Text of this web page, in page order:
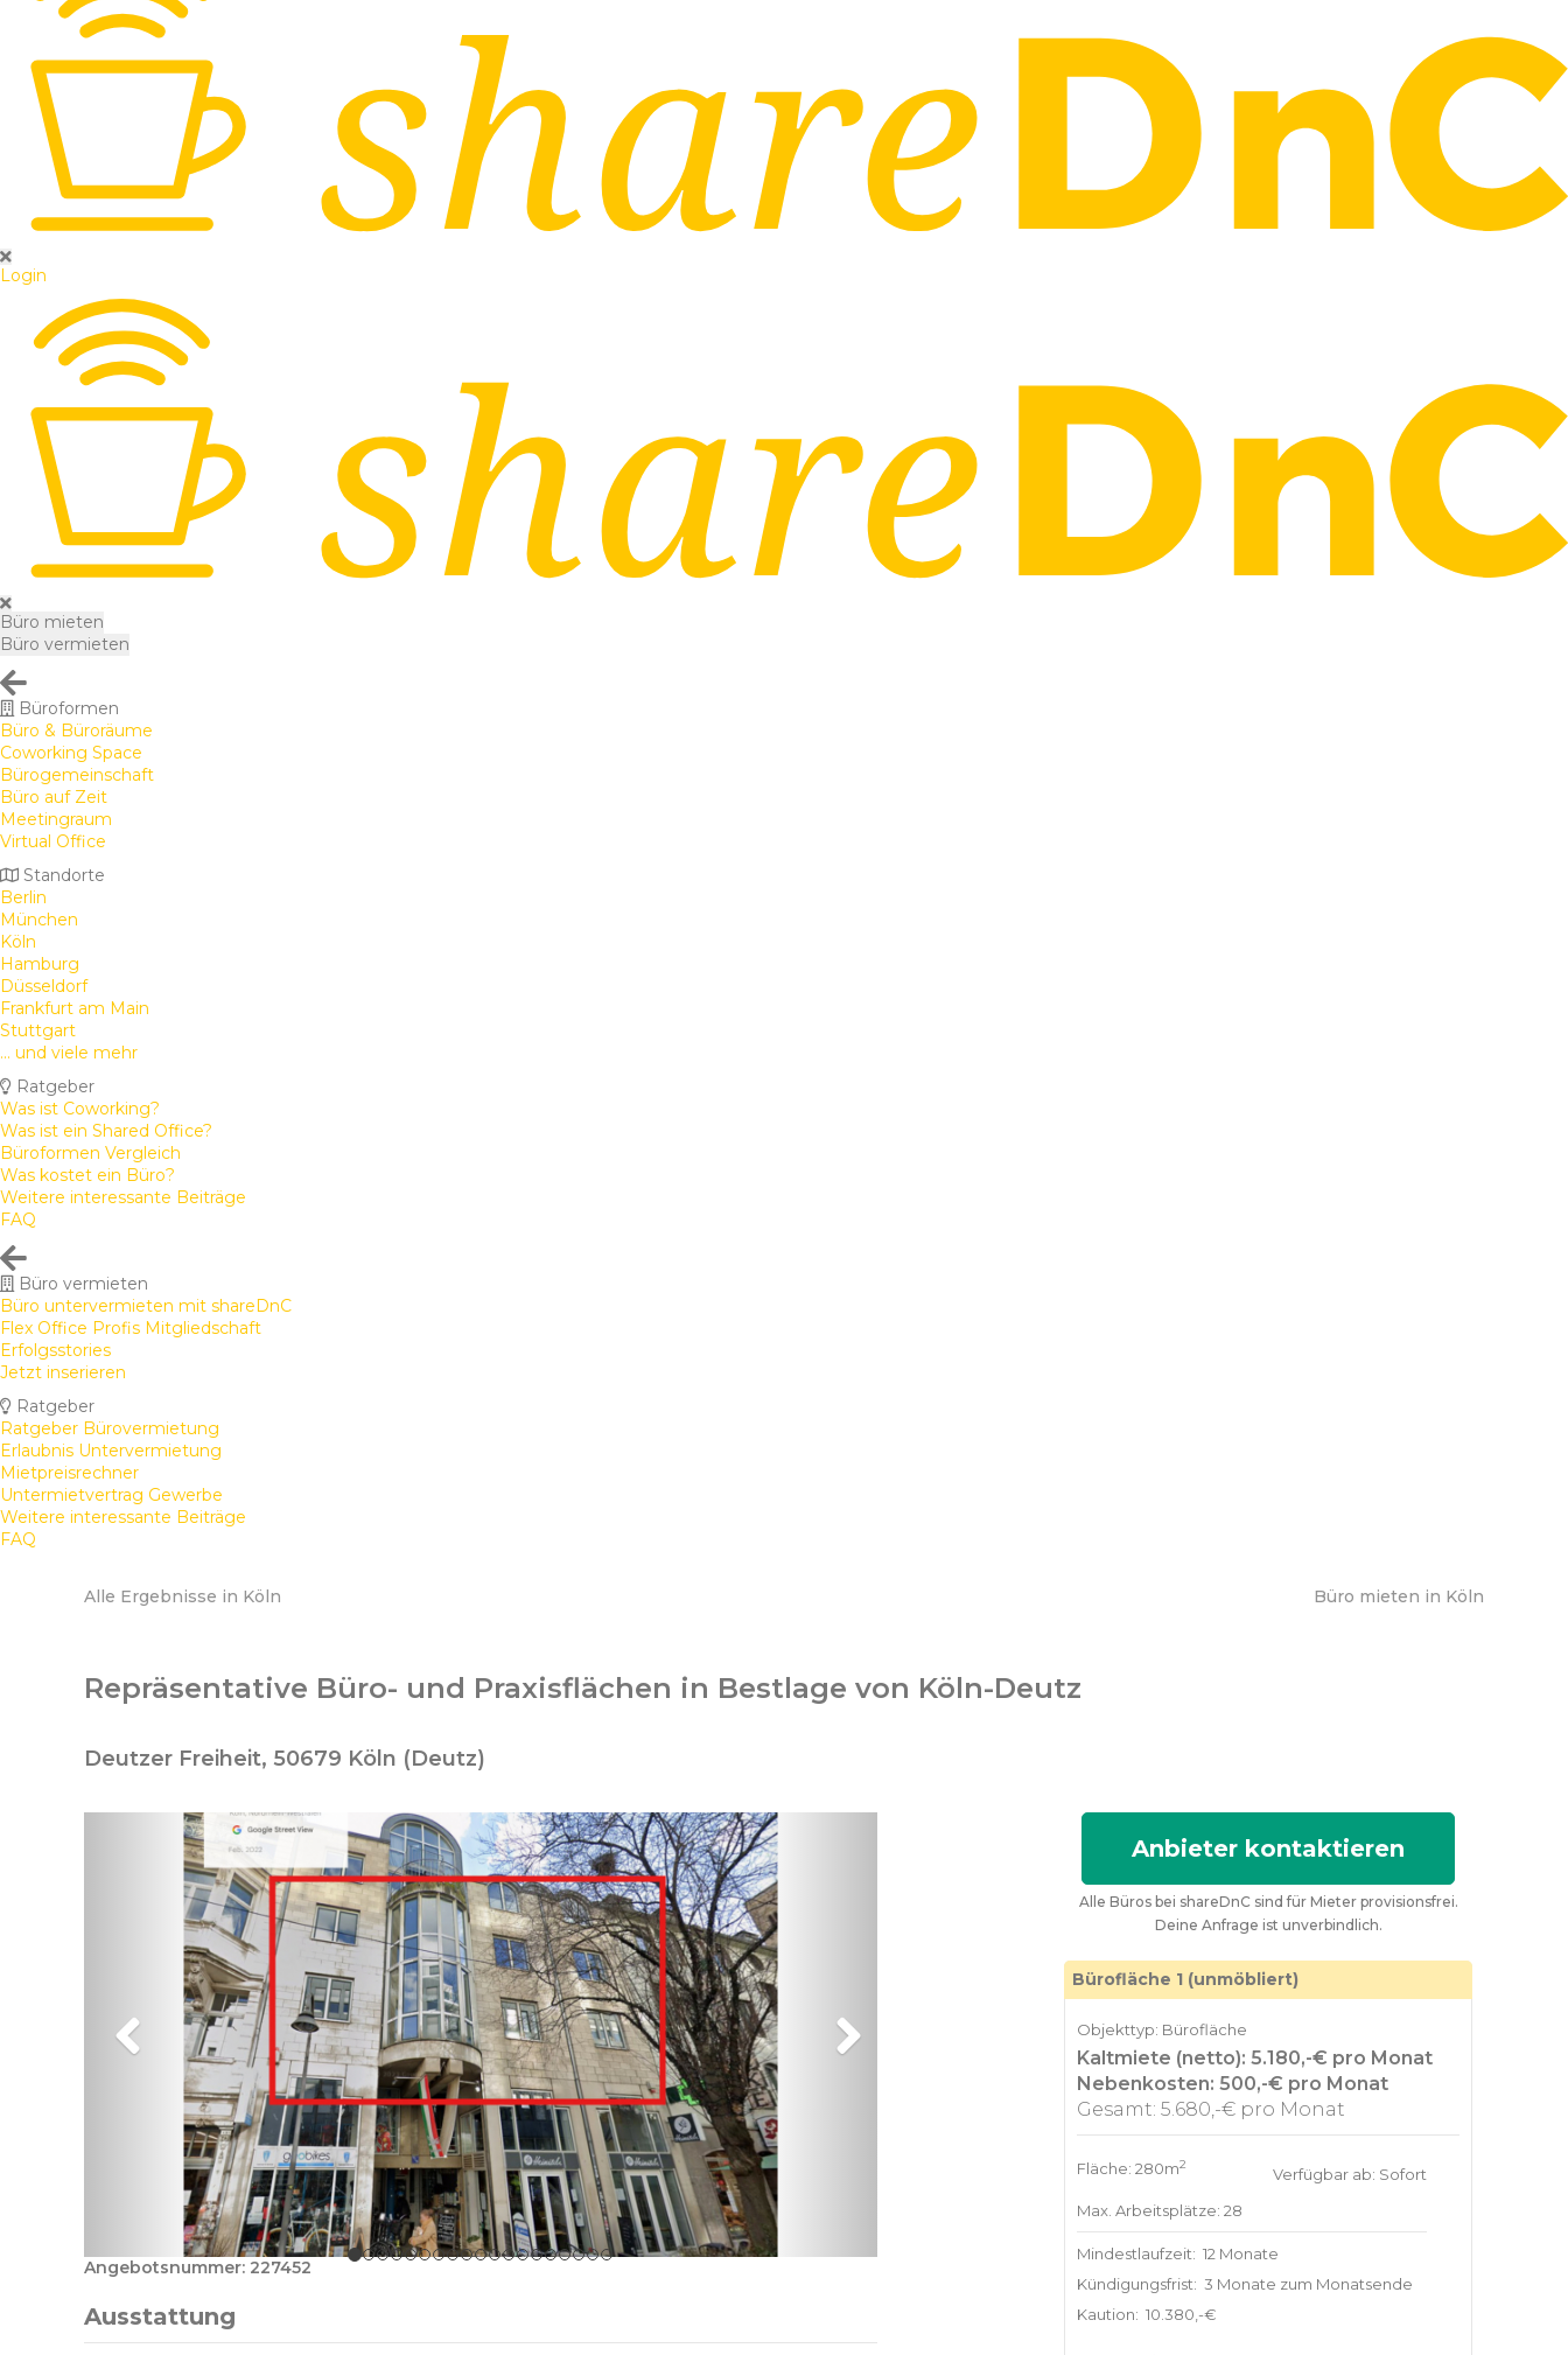
Login
Büro mieten
Büro vermieten
Büroformen
Büro & Büroräume
Coworking Space
Bürogemeinschaft
Büro auf Zeit
Meetingraum
Virtual Office
Standorte
Berlin
München
Köln
Hamburg
Düsseldorf
Frankfurt am Main
Stuttgart
... und viele mehr
Ratgeber
Was ist Coworking?
Was ist ein Shared Office?
Büroformen Vergleich
Was kostet ein Büro?
Weitere interessante Beiträge
FAQ
Büro vermieten
Büro untervermieten mit shareDnC
Flex Office Profis Mitgliedschaft
Erfolgsstories
Jetzt inserieren
Ratgeber
Ratgeber Bürovermietung
Erlaubnis Untervermietung
Mietpreisrechner
Untermietvertrag Gewerbe
Weitere interessante Beiträge
FAQ
Alle Ergebnisse in Köln Büro mieten in Köln
Repräsentative Büro- und Praxisflächen in Bestlage von Köln-Deutz
Deutzer Freiheit, 50679 Köln (Deutz)
Angebotsnummer: 227452
Ausstattung
Anbieter kontaktieren
Alle Büros bei shareDnC sind für Mieter provisionsfrei.
Deine Anfrage ist unverbindlich.
Bürofläche 1 (unmöbliert)
Objekttyp: Bürofläche
Kaltmiete (netto): 5.180,-€ pro Monat
Nebenkosten: 500,-€ pro Monat
Gesamt: 5.680,-€ pro Monat
Fläche: 280m2
Max. Arbeitsplätze: 28
Verfügbar ab: Sofort
Mindestlaufzeit: 12 Monate
Kündigungsfrist: 3 Monate zum Monatsende
Kaution: 10.380,-€